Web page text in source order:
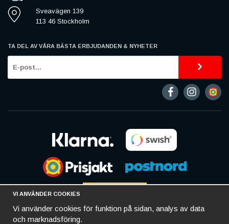
Sveavägen 139
113 46 Stockholm
TA DEL AV VÅRA BÄSTA ERBJUDANDEN & NYHETER
VI ANVÄNDER COOKIES
Vi använder cookies för funktion på sidan, analys av data
och marknadsföring.